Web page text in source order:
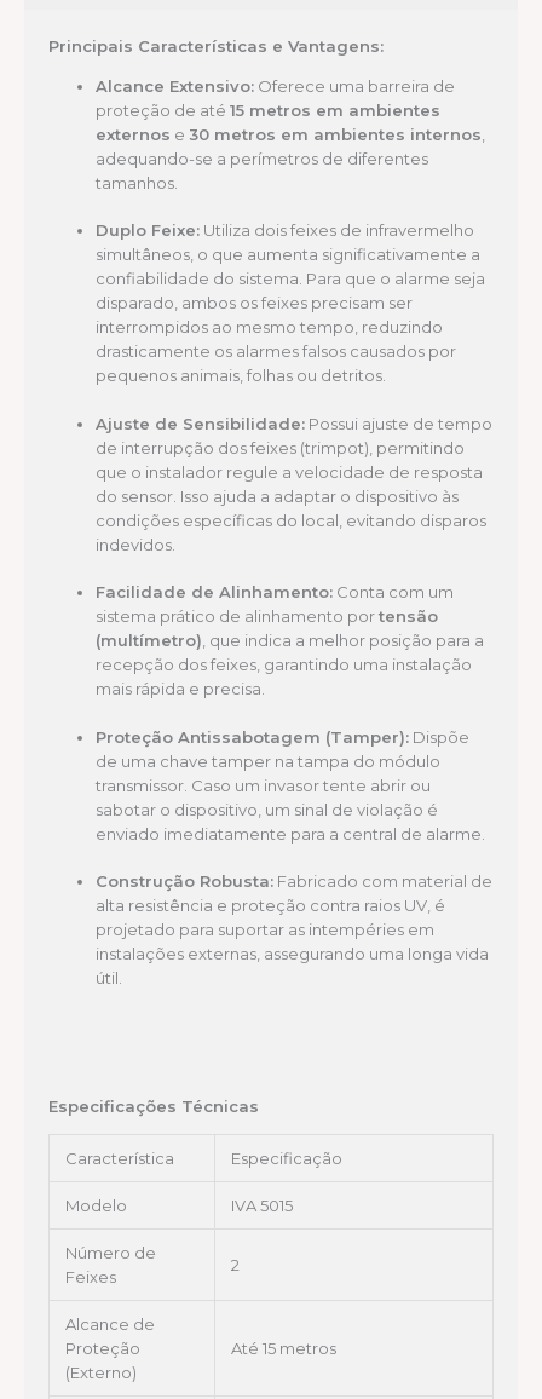
Principais Características e Vantagens:
Alcance Extensivo: Oferece uma barreira de
proteção de até 15 metros em ambientes
externos e 30 metros em ambientes internos
adequando-se a perímetros de diferentes
tamanhos.
Duplo Feixe: Utiliza dois feixes de infravermelho
simultâneos, o que aumenta significativamente a
confiabilidade do sistema. Para que o alarme seja
disparado, ambos os feixes precisam ser
interrompidos ao mesmo tempo, reduzindo
drasticamente os alarmes falsos causados por
pequenos animais, folhas ou detritos.
Ajuste de Sensibilidade: Possui ajuste de tempo
de interrupção dos feixes (trimpot), permitindo
que o instalador regule a velocidade de resposta
do sensor. Isso ajuda a adaptar o dispositivo às
condições específicas do local, evitando disparos
indevidos.
Facilidade de Alinhamento: Conta com um
sistema prático de alinhamento portensão
(multímetro) , que indica a melhor posição para a
recepção dos feixes, garantindo uma instalação
mais rápida e precisa.
Proteção Antissabotagem (Tamper): Dispõe
de uma chave tamper na tampa do módulo
transmissor. Caso um invasor tente abrir ou
sabotar o dispositivo, um sinal de violação é
enviado imediatamente para a central de alarme.
Construção Robusta: Fabricado com material de
alta resistência e proteção contra raios UV, é
projetado para suportar as intempéries em
instalações externas, assegurando uma longa vida
útil.
Especificações Técnicas
Característica Especificação
Modelo IVA 5015
Número de
Feixes
2
Alcance de
Proteção
(Externo)
Até 15 metros